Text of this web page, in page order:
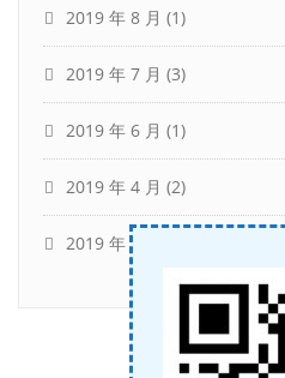
2019 年 8 月 (1)
2019 年 7 月 (3)
2019 年 6 月 (1)
2019 年 4 月 (2)
2019 年 2 月